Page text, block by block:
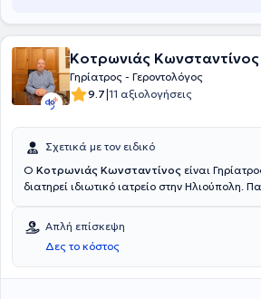
Κοτρωνιάς Κωνσταντίνος
Γηρίατρος - Γεροντολόγος
9.7|11 αξιολογήσεις
Σχετικά με τον ειδικό
Ο Κοτρωνιάς Κωνσταντίνος είναι
διατηρεί ιδιωτικό ιατρείο στην Ηλιούπολη.
Ιατρικής σχολής του Εθνικού &
Αθηνών και ειδικευθείς στην Καρδιολογία,
Γηριατρική - Γεροντολογία.
Απλή επίσκεψη
Δες το κόστος